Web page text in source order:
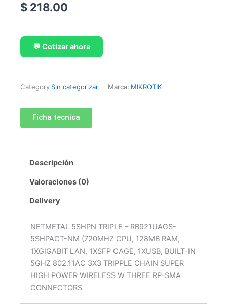
$ 218.00
💬 Cotizar ahora
Category Sin categorizar Marca: MIKROTIK
Ficha tecnica
Descripción
Valoraciones (0)
Delivery
NETMETAL 5SHPN TRIPLE – RB921UAGS-
5SHPACT-NM (720MHZ CPU, 128MB RAM,
1XGIGABIT LAN, 1XSFP CAGE, 1XUSB, BUILT-IN
5GHZ 802.11AC 3X3 TRIPPLE CHAIN SUPER
HIGH POWER WIRELESS W THREE RP-SMA
CONNECTORS